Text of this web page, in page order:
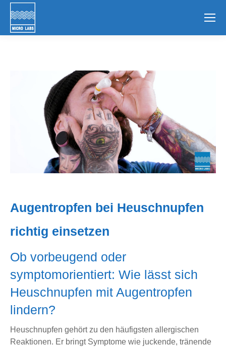
Augentropfen bei Heuschnupfen
richtig einsetzen
Ob vorbeugend oder
symptomorientiert: Wie lässt sich
Heuschnupfen mit Augentropfen
lindern?
Heuschnupfen gehört zu den häufigsten allergischen
Reaktionen. Er bringt Symptome wie juckende, tränende